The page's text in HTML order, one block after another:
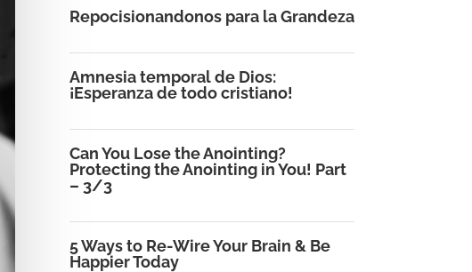
Repocisionandonos para la Grandeza
Amnesia temporal de Dios:
¡Esperanza de todo cristiano!
Can You Lose the Anointing?
Protecting the Anointing in You! Part
– 3/3
5 Ways to Re-Wire Your Brain & Be
Happier Today